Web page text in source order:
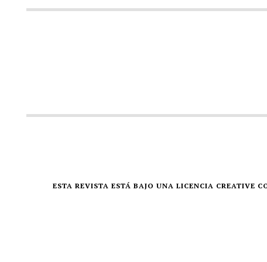
ESTA REVISTA ESTÁ BAJO UNA LICENCIA CREATIVE